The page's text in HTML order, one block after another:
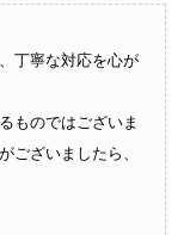
丁寧な対応を心が
ものではございま
ございましたら、